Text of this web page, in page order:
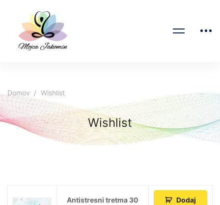
Domov Wishlist
Wishlist
Antistresni tretma 30
Dodaj